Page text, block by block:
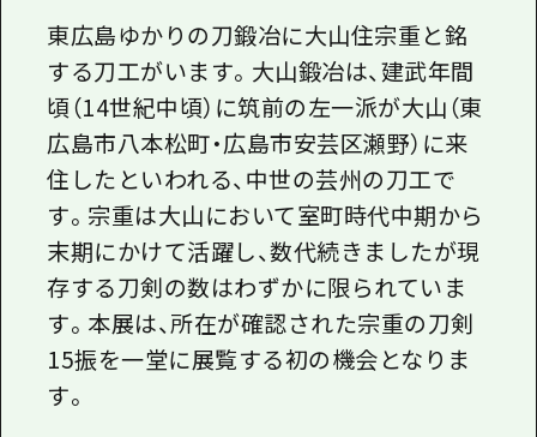
東広島ゆかりの刀鍛冶に大山住宗重と銘
する刀工がいます。大山鍛冶は、建武年間
頃（14世紀中頃）に筑前の左一派が大山（東
広島市八本松町・広島市安芸区瀬野）に来
住したといわれる、中世の芸州の刀工で
す。宗重は大山において室町時代中期から
末期にかけて活躍し、数代続きましたが現
存する刀剣の数はわずかに限られていま
す。本展は、所在が確認された宗重の刀剣
15振を一堂に展覧する初の機会となりま
す。